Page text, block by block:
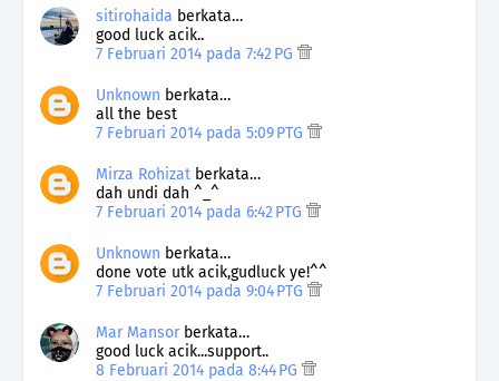
sitirohaida berkata…
good luck acik..
7 Februari 2014 pada 7:42 PG
Unknown berkata…
all the best
7 Februari 2014 pada 5:09 PTG
Mirza Rohizat berkata…
dah undi dah ^_^
7 Februari 2014 pada 6:42 PTG
Unknown berkata…
done vote utk acik,gudluck ye!^^
7 Februari 2014 pada 9:04 PTG
Mar Mansorberkata…
good luck acik...support..
8 Februari 2014 pada 8:44 PG